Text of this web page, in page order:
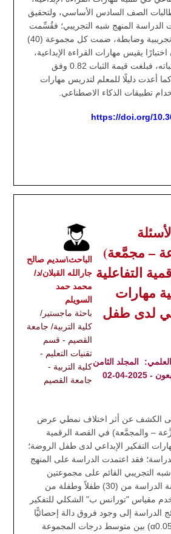
طالبات الصف السادس الأساسي، ولتحقيق
الدراسة المنهج شبه التجريبي؛ فقُسِّمت
العينة إلى مجموعتين تجريبية وضابطة، ضمت كل مجموعة (40)
يقيس مهارات القراءة الإبداعية،
وتحققت من صدقه وثباته، فبلغت قيمة الثبات 0.82 وفق
أعدت دليلًا للمعلم لتدريس مهارات
تطبيقات الذكاء الاصطناعي.
https://doi.org/
الباحث\سديم صالح
جارالله القبلان/د/
محمد حمد
السويلم
باحثة ماجستير/
كلية التربية/ جامعة
القصيم - قسم
تقنيات التعليم -
كلية التربية -
جامعة القصيم
– مجمَّعة)
التفاعلية
مهارات
لدى طفل
المجلد الثامن
04-02
الكشف عن أثر اختلاف نمطي عرض
– والمجمَّعة) في القصة الرقمية
التفكير الإبداعي لدى طفل الروضة؛
فقد اعتمدت الدراسة على المنهج
التجريبي القائم على مجموعتين
تجريبيتين، وتكوَّنت عينة الدراسة من (30) طفلاً وطفلة من
مقياس "تورانس ب" الشكلي للتفكير
الدراسة إلى وجود فروق دالة إحصائيًّا
عند مستوى الدلالة (≥α0.05) بين متوسط درجات المجموعة